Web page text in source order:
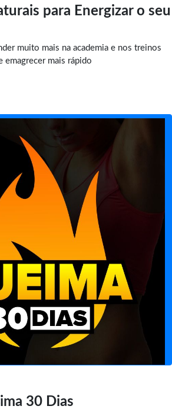
para Energizar o seu
muito mais na academia e nos treinos
emagrecer mais rápido
30 Dias